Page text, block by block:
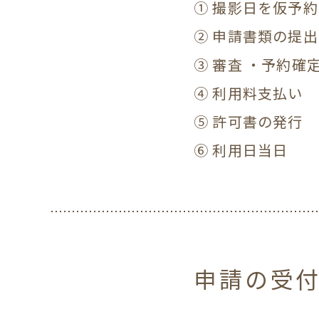
① 撮影日を仮予約
② 申請書類の提出
③ 審査 ・予約確
④ 利用料支払い
⑤ 許可書の発行
⑥ 利用日当日
申請の受